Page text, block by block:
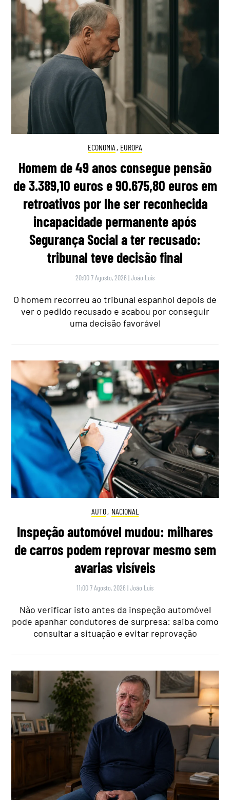
ECONOMIA , EUROPA
Homem de 49 anos consegue pensão
de 3.389,10 euros e 90.675,80 euros em
retroativos por lhe ser reconhecida
incapacidade permanente após
Segurança Social a ter recusado:
tribunal teve decisão final
20:00 7 Agosto, 2026 |João Luís
O homem recorreu ao tribunal espanhol depois de
ver o pedido recusado e acabou por conseguir
uma decisão favorável
AUTO, NACIONAL
Inspeção automóvel mudou: milhares
de carros podem reprovar mesmo sem
avarias visíveis
11:00 7 Agosto, 2026 |João Luís
Não verificar isto antes da inspeção automóvel
pode apanhar condutores de surpresa: saiba como
consultar a situação e evitar reprovação